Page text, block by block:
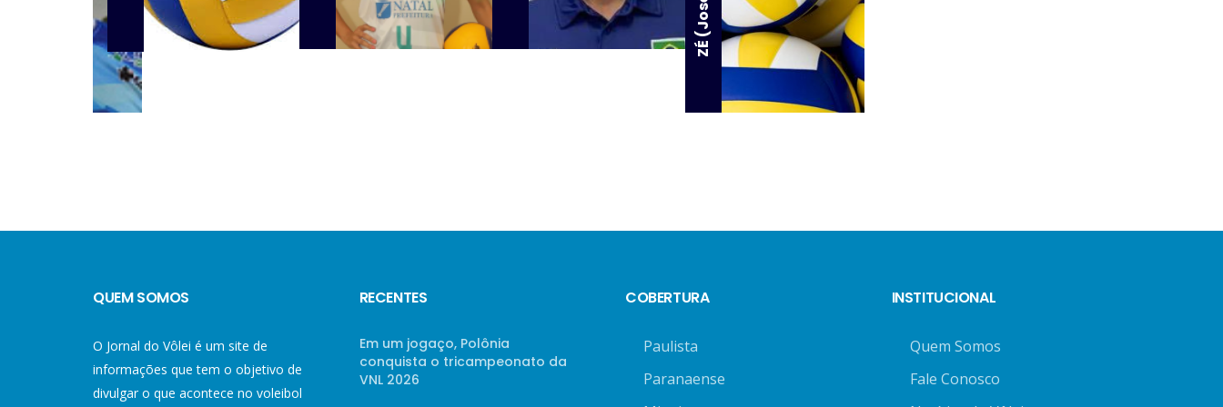
QUEM SOMOS
O Jornal do Vôlei é um site de
informações que tem o objetivo de
divulgar o que acontece no voleibol
RECENTES
Em um jogaço, Polônia
conquista o tricampeonato da
VNL 2026
COBERTURA
Paulista
Paranaense
INSTITUCIONAL
Quem Somos
Fale Conosco